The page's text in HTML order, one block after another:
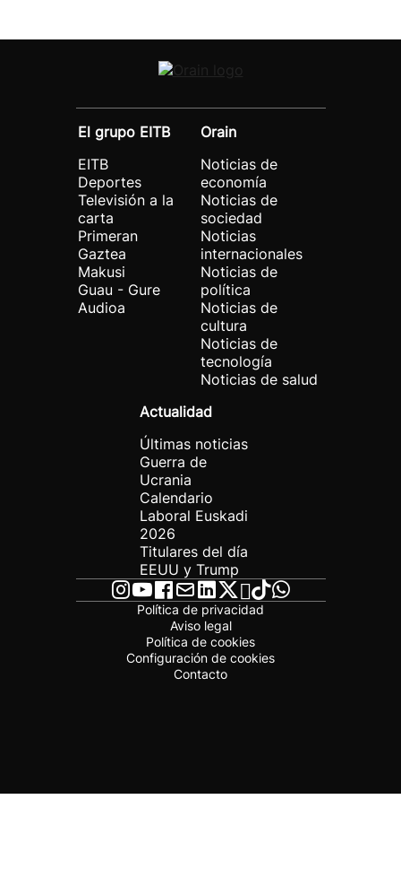
El grupo EITB
EITB
Deportes
Televisión a la
carta
Primeran
Gaztea
Makusi
Guau - Gure
Audioa
Orain
Noticias de
economía
Noticias de
sociedad
Noticias
internacionales
Noticias de
política
Noticias de
cultura
Noticias de
tecnología
Noticias de salud
Actualidad
Últimas noticias
Guerra de
Ucrania
Calendario
Laboral Euskadi
2026
Titulares del día
EEUU y Trump
Política de privacidad
Aviso legal
Política de cookies
Configuración de cookies
Contacto